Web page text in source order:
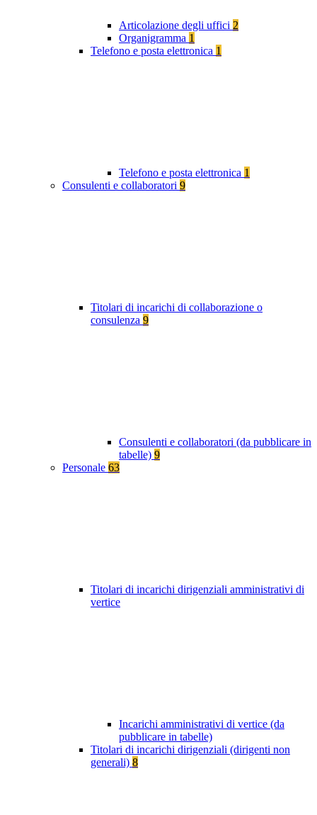
Articolazione degli uffici 2
Organigramma 1
Telefono e posta elettronica 1
Telefono e posta elettronica 1
Consulenti e collaboratori 9
Titolari di incarichi di collaborazione o
consulenza 9
Consulenti e collaboratori (da pubblicare in
tabelle) 9
Personale 63
Titolari di incarichi dirigenziali amministrativi di
vertice
Incarichi amministrativi di vertice (da
pubblicare in tabelle)
Titolari di incarichi dirigenziali (dirigenti non
generali) 8